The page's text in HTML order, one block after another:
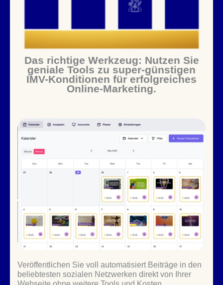
Das richtige Werkzeug: Nutzen Sie
geniale Tools zu super-günstigen
IMV-Konditionen für erfolgreiches
Online-Marketing.
Veröffentlichen Sie voll automatisiert Beiträge in den
beliebtesten sozialen Netzwerken direkt von Ihrer